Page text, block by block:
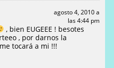
agosto 4, 2010 a
las 4:44 pm
, bien EUGEEE ! besotes
, por darnos la
tocará a mi !!!